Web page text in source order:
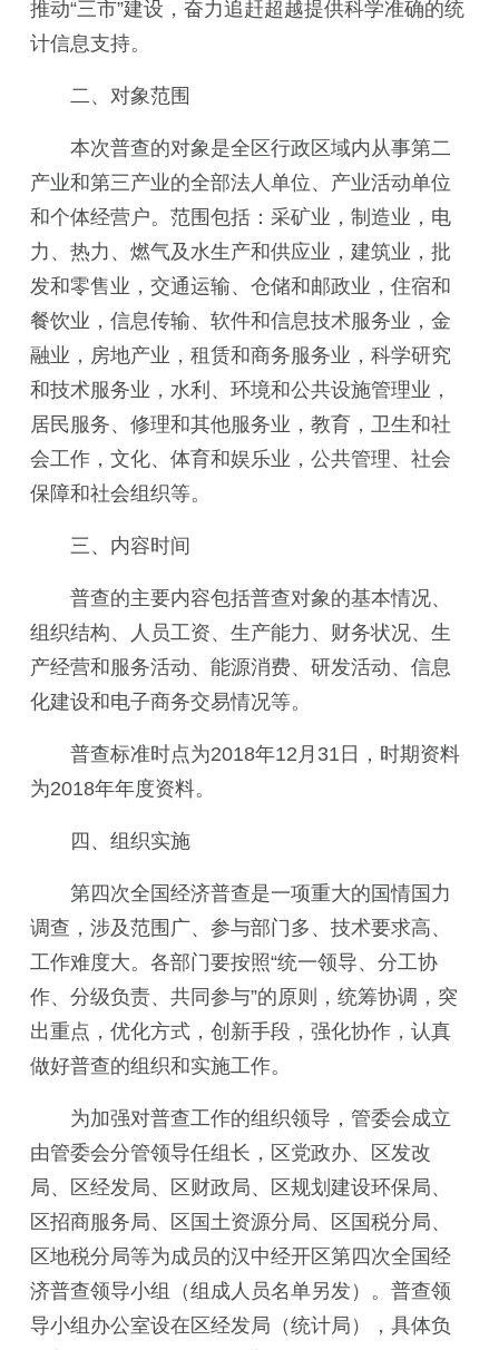
推动“三市”建设，奋力追赶超越提供科学准确的统
计信息支持。
二、对象范围
本次普查的对象是全区行政区域内从事第二
产业和第三产业的全部法人单位、产业活动单位
和个体经营户。范围包括：采矿业，制造业，电
力、热力、燃气及水生产和供应业，建筑业，批
发和零售业，交通运输、仓储和邮政业，住宿和
餐饮业，信息传输、软件和信息技术服务业，金
融业，房地产业，租赁和商务服务业，科学研究
和技术服务业，水利、环境和公共设施管理业，
居民服务、修理和其他服务业，教育，卫生和社
会工作，文化、体育和娱乐业，公共管理、社会
保障和社会组织等。
三、内容时间
普查的主要内容包括普查对象的基本情况、
组织结构、人员工资、生产能力、财务状况、生
产经营和服务活动、能源消费、研发活动、信息
化建设和电子商务交易情况等。
普查标准时点为2018年12月31日，时期资料
为2018年年度资料。
四、组织实施
第四次全国经济普查是一项重大的国情国力
调查，涉及范围广、参与部门多、技术要求高、
工作难度大。各部门要按照“统一领导、分工协
作、分级负责、共同参与”的原则，统筹协调，突
出重点，优化方式，创新手段，强化协作，认真
做好普查的组织和实施工作。
为加强对普查工作的组织领导，管委会成立
由管委会分管领导任组长，区党政办、区发改
局、区经发局、区财政局、区规划建设环保局、
区招商服务局、区国土资源分局、区国税分局、
区地税分局等为成员的汉中经开区第四次全国经
济普查领导小组（组成人员名单另发）。普查领
导小组办公室设在区经发局（统计局），具体负